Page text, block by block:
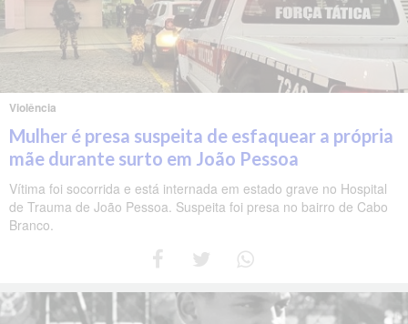
Violência
Mulher é presa suspeita de esfaquear a própria
mãe durante surto em João Pessoa
Vítima foi socorrida e está internada em estado grave no Hospital
de Trauma de João Pessoa. Suspeita foi presa no bairro de Cabo
Branco.